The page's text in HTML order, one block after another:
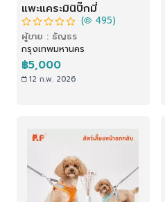
แพะแคระมินิปิ๊กมี่
( 495)
ผู้ขาย : ธัญธร
กรุงเทพมหานคร
฿5,000
12 ก.พ. 2026